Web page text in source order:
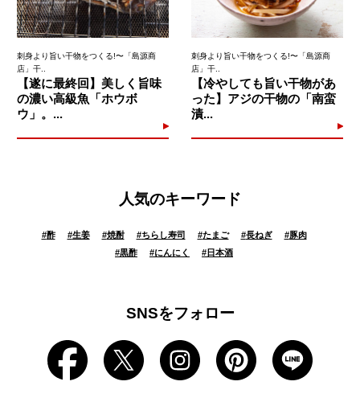
刺身より旨い干物をつくる!〜「島源商
店」干..
【遂に最終回】美しく旨味
の濃い高級魚「ホウボ
ウ」。...
刺身より旨い干物をつくる!〜「島源商
店」干..
【冷やしても旨い干物があ
った】アジの干物の「南蛮
漬...
人気のキーワード
#酢 #生姜 #焼酎 #ちらし寿司 #たまご #長ねぎ #豚肉
#黒酢 #にんにく #日本酒
SNSをフォロー